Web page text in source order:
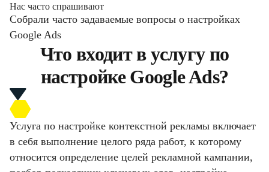
Нас часто спрашивают
Собрали часто задаваемые вопросы о настройках
Google Ads
Что входит в услугу по
настройке Google Ads?
Услуга по настройке контекстной рекламы включает
в себя выполнение целого ряда работ, к которому
относится определение целей рекламной кампании,